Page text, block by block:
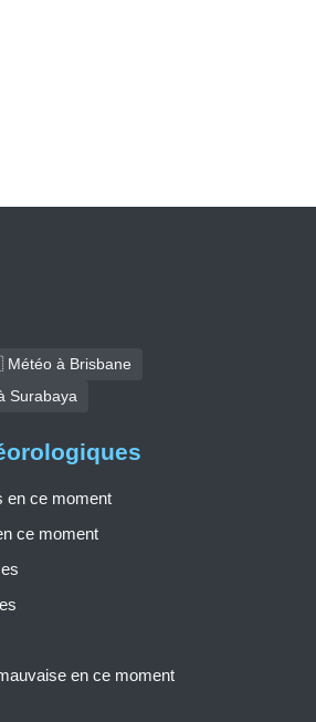
à Brisbane
en ce moment
ce moment
en ce moment